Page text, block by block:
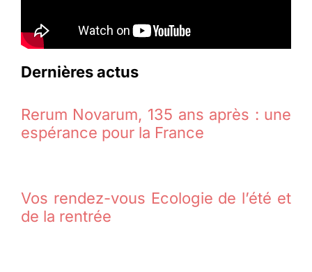
Dernières actus
Rerum Novarum, 135 ans après : une
espérance pour la France
Vos rendez-vous Ecologie de l’été et
de la rentrée